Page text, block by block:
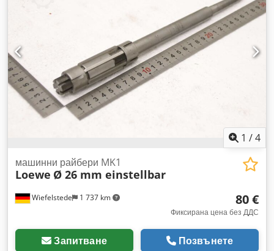
1 /4
Wiefelstede 1 737 km
машинни райбери MK1
Loewe Ø 26 mm einstellbar
80 €
Фиксирана цена без ДДС
Запитване Позвънете